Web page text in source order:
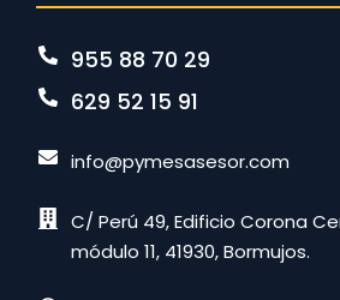
955 88 70 29
629 52 15 91
info@pymesasesor.com
C/ Perú 49, Edificio Corona
módulo 11, 41930, Bormujos.